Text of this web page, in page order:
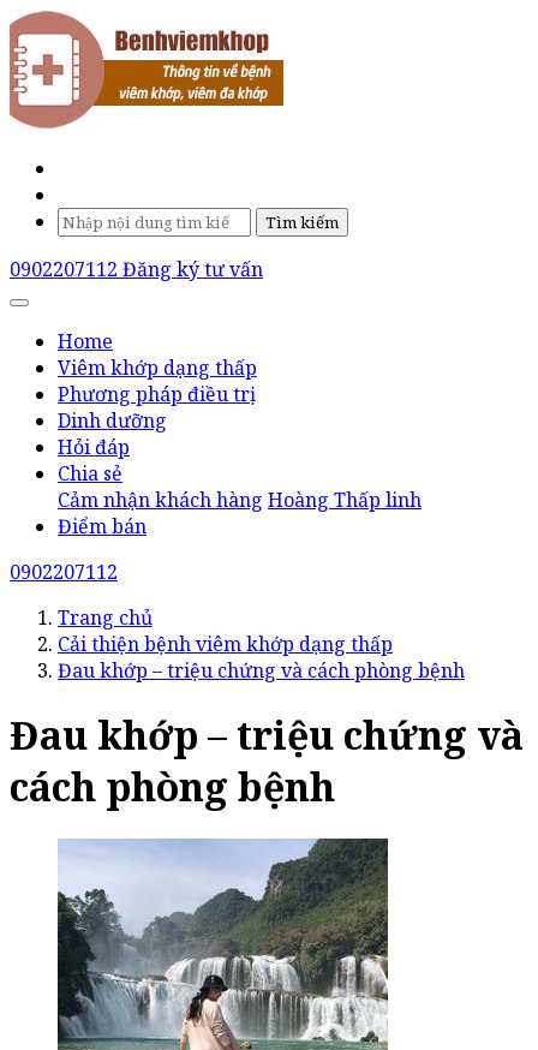
Tìm kiếm
0902207112 Đăng ký tư vấn
Home
Viêm khớp dạng thấp
Phương pháp điều trị
Dinh dưỡng
Hỏi đáp
Chia sẻ
Cảm nhận khách hàng Hoàng Thấp linh
Điểm bán
0902207112
Trang chủ
Cải thiện bệnh viêm khớp dạng thấp
Đau khớp – triệu chứng và cách phòng bệnh
Đau khớp – triệu chứng và
cách phòng bệnh